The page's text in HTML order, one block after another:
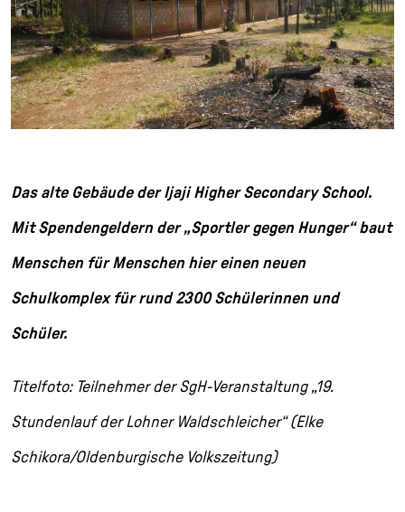
Das alte Gebäude der Ijaji Higher Secondary School.
Mit Spendengeldern der „Sportler gegen Hunger“ baut
Menschen für Menschen hier einen neuen
Schulkomplex für rund 2300 Schülerinnen und
Schüler.
Titelfoto: Teilnehmer der SgH-Veranstaltung „19.
Stundenlauf der Lohner Waldschleicher“ (Elke
Schikora/Oldenburgische Volkszeitung)